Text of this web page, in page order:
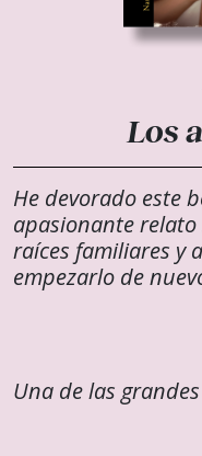
Los
He devorado este
apasionante
raíces familiares y
empezarlo de
Una de las